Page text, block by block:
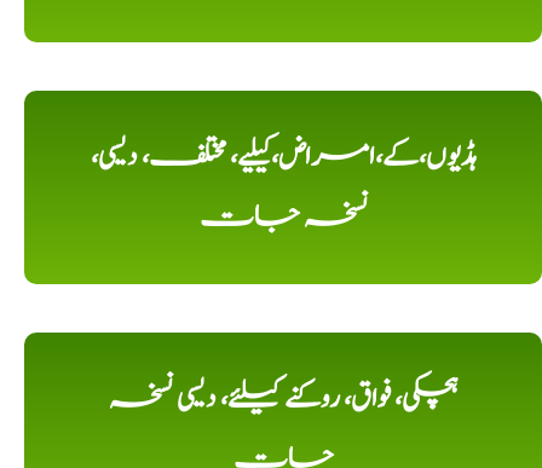
ہڈیوں،کے،امراض،کیلیے، مختلف، دیسی،
نسخہ جات
ہچکی، فواق، روکنے کیلئے، دیسی نسخہ
جات